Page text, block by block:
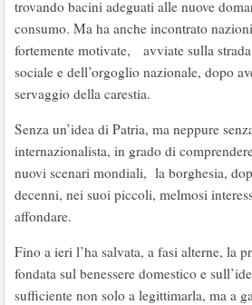
trovando bacini adeguati alle nuove
consumo. Ma ha anche incontrato
fortemente motivate, avviate sulla
sociale e dell’orgoglio nazionale, dopo
servaggio della carestia.
Senza un’idea di Patria, ma neppure
internazionalista, in grado di
nuovi scenari mondiali, la borghesia,
decenni, nei suoi piccoli, melmosi
affondare.
Fino a ieri l’ha salvata, a fasi alterne, la
fondata sul benessere domestico e
sufficiente non solo a legittimarla, ma a